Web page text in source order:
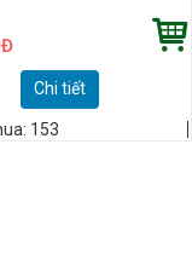
Đ
Chi tiết
153